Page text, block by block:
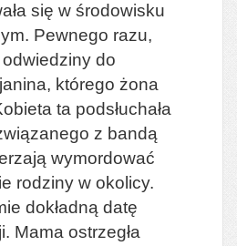
się w środowisku
Pewnego razu,
odwiedziny do
którego żona
ta podsłuchała
z bandą
wymordować
rodziny w okolicy.
dokładną datę
Mama ostrzegła